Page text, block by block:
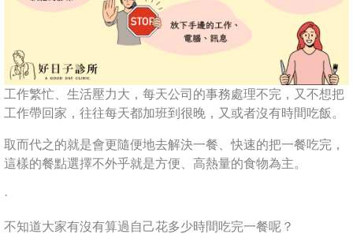
工作繁忙、生活壓力大，每天公司的事務處理不完，又不想把
工作帶回家，往往每天都加班到很晚，又或者沒有時間吃飯。
取而代之的就是會更隨便地去解決一餐、快速的把一餐吃完，
這樣的餐點選擇不外乎就是方便、高熱量的食物為主。
·
不知道大家有沒有算過自己花多少時間吃完一餐呢？